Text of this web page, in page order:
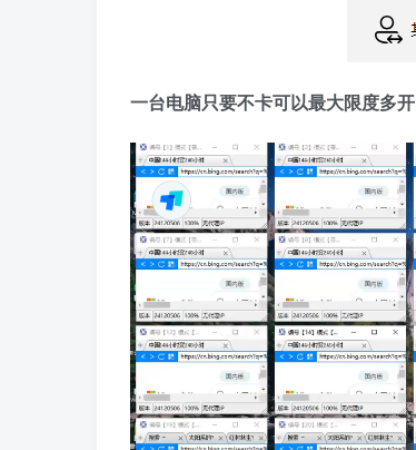
一台电脑只要不卡可以最大限度多开